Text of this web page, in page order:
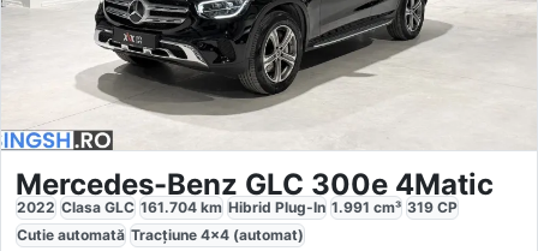
Mercedes-Benz GLC 300e 4Matic
2022 Clasa GLC 161.704 km Hibrid Plug-In 1.991 cm³ 319 CP
Cutie automată Tracțiune 4x4 (automat)